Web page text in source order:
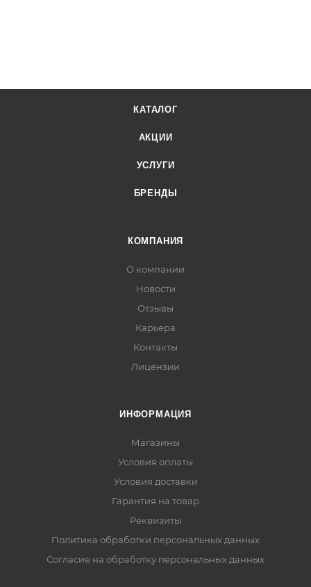
КАТАЛОГ
АКЦИИ
УСЛУГИ
БРЕНДЫ
КОМПАНИЯ
О компании
Новости
Отзывы
Карьера
Контакты
Лицензии
ИНФОРМАЦИЯ
Магазины
Условия оплаты
Условия доставки
Гарантия на товар
Реквизиты
Политика обработки персональных данных
Согласие на обработку персональных данных